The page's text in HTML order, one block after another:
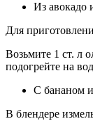
Из авокадо
Для
Возьмите 1 ст. л
подогрейте на
С бананом
В блендере